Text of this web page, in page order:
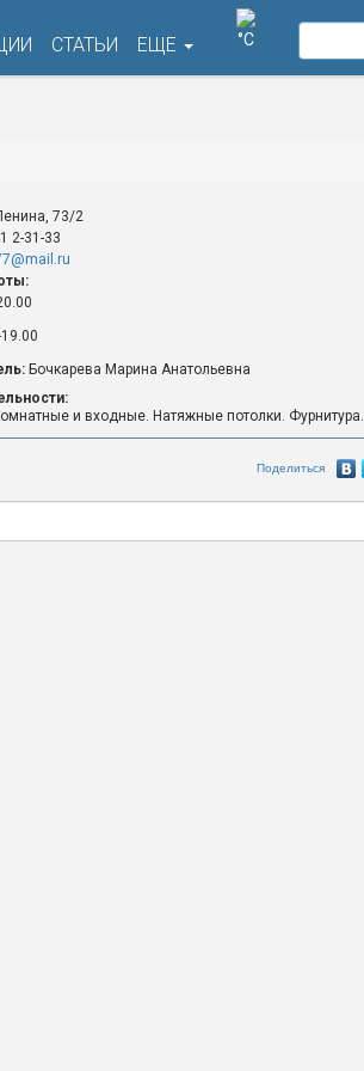
СТАТЬИ ЕЩЕ °C
73/2
2-31-33
Бочкарева Марина Анатольевна
и входные. Натяжные потолки. Фурнитура.
Поделиться